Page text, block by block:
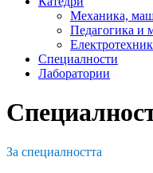
Механика,
Педагогика и
Специалности
Лаборатории
За специалността